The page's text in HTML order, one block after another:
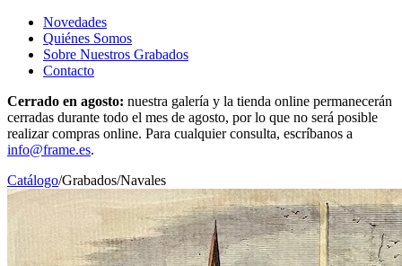
Novedades
Quiénes Somos
Sobre Nuestros Grabados
Contacto
Cerrado en agosto: nuestra galería y la tienda online permanecerán
cerradas durante todo el mes de agosto, por lo que no será posible
realizar compras online. Para cualquier consulta, escríbanos a
info@frame.es.
Catálogo/Grabados/Navales